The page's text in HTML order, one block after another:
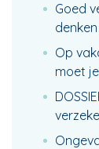
Goed
denken
Op
moet